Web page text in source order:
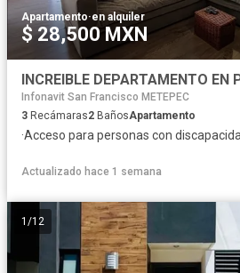
Apartamento·en alquiler
$ 28,500 MXN
INCREIBLE DEPARTAMENTO EN
Infonavit San Francisco METEPEC
3 Recámaras2 BañosApartamento
·Acceso para personas con
Actualizado hace 1 semana
1 /12